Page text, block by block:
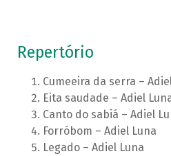
Repertório
Cumeeira da serra –
Eita saudade – Adiel
Canto do sabiá – Adiel
Forróbom – Adiel Luna
Legado – Adiel Luna